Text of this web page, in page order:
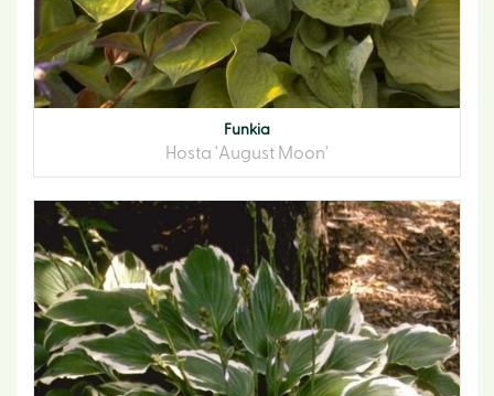
Funkia
Hosta 'August Moon'